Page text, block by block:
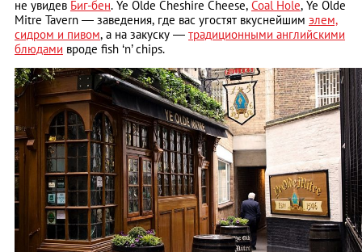
не увидев Биг-бен. Ye Olde Cheshire Cheese, Coal Hole, Ye Olde
Mitre Tavern — заведения, где вас угостят вкуснейшим элем,
сидром и пивом, а на закуску — традиционными английскими
блюдами вроде fish ‘n’ chips.